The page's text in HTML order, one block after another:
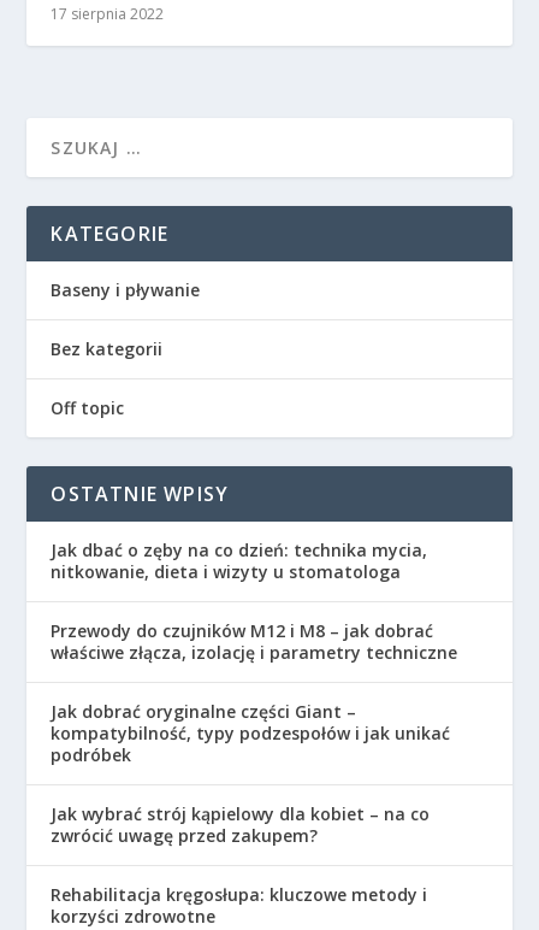
17 sierpnia 2022
KATEGORIE
Baseny i pływanie
Bez kategorii
Off topic
OSTATNIE WPISY
Jak dbać o zęby na co dzień: technika mycia,
nitkowanie, dieta i wizyty u stomatologa
Przewody do czujników M12 i M8 – jak dobrać
właściwe złącza, izolację i parametry techniczne
Jak dobrać oryginalne części Giant –
kompatybilność, typy podzespołów i jak unikać
podróbek
Jak wybrać strój kąpielowy dla kobiet – na co
zwrócić uwagę przed zakupem?
Rehabilitacja kręgosłupa: kluczowe metody i
korzyści zdrowotne